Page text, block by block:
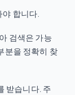
합니다.
검색은 가능
분을 정확히 찾
받습니다. 주